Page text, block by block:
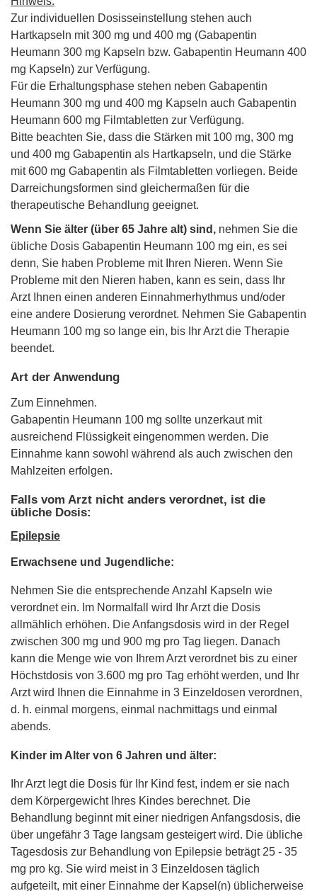
Zur individuellen Dosisseinstellung stehen auch
Hartkapseln mit 300 mg und 400 mg (Gabapentin
Heumann 300 mg Kapseln bzw. Gabapentin Heumann 400
mg Kapseln) zur Verfügung.
Für die Erhaltungsphase stehen neben Gabapentin
Heumann 300 mg und 400 mg Kapseln auch Gabapentin
Heumann 600 mg Filmtabletten zur Verfügung.
Bitte beachten Sie, dass die Stärken mit 100 mg, 300 mg
und 400 mg Gabapentin als Hartkapseln, und die Stärke
mit 600 mg Gabapentin als Filmtabletten vorliegen. Beide
Darreichungsformen sind gleichermaßen für die
therapeutische Behandlung geeignet.
Wenn Sie älter (über 65 Jahre alt) sind, nehmen Sie die
übliche Dosis Gabapentin Heumann 100 mg ein, es sei
denn, Sie haben Probleme mit Ihren Nieren. Wenn Sie
Probleme mit den Nieren haben, kann es sein, dass Ihr
Arzt Ihnen einen anderen Einnahmerhythmus und/oder
eine andere Dosierung verordnet. Nehmen Sie Gabapentin
Heumann 100 mg so lange ein, bis Ihr Arzt die Therapie
beendet.
Art der Anwendung
Zum Einnehmen.
Gabapentin Heumann 100 mg sollte unzerkaut mit
ausreichend Flüssigkeit eingenommen werden. Die
Einnahme kann sowohl während als auch zwischen den
Mahlzeiten erfolgen.
Falls vom Arzt nicht anders verordnet, ist die
übliche Dosis:
Epilepsie
Erwachsene und Jugendliche:
Nehmen Sie die entsprechende Anzahl Kapseln wie
verordnet ein. Im Normalfall wird Ihr Arzt die Dosis
allmählich erhöhen. Die Anfangsdosis wird in der Regel
zwischen 300 mg und 900 mg pro Tag liegen. Danach
kann die Menge wie von Ihrem Arzt verordnet bis zu einer
Höchstdosis von 3.600 mg pro Tag erhöht werden, und Ihr
Arzt wird Ihnen die Einnahme in 3 Einzeldosen verordnen,
d. h. einmal morgens, einmal nachmittags und einmal
abends.
Kinder im Alter von 6 Jahren und älter:
Ihr Arzt legt die Dosis für Ihr Kind fest, indem er sie nach
dem Körpergewicht Ihres Kindes berechnet. Die
Behandlung beginnt mit einer niedrigen Anfangsdosis, die
über ungefähr 3 Tage langsam gesteigert wird. Die übliche
Tagesdosis zur Behandlung von Epilepsie beträgt 25 - 35
mg pro kg. Sie wird meist in 3 Einzeldosen täglich
aufgeteilt, mit einer Einnahme der Kapsel(n) üblicherweise